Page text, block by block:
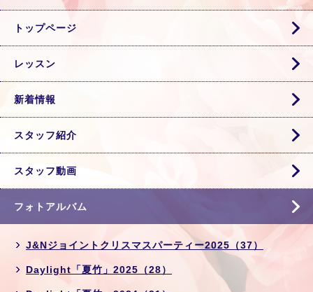
トップページ
レッスン
新着情報
スタッフ紹介
スタッフ動画
フォトアルバム
J&Nジョイントクリスマスパーティー2025（37）
Daylight「夏竹」2025（28）